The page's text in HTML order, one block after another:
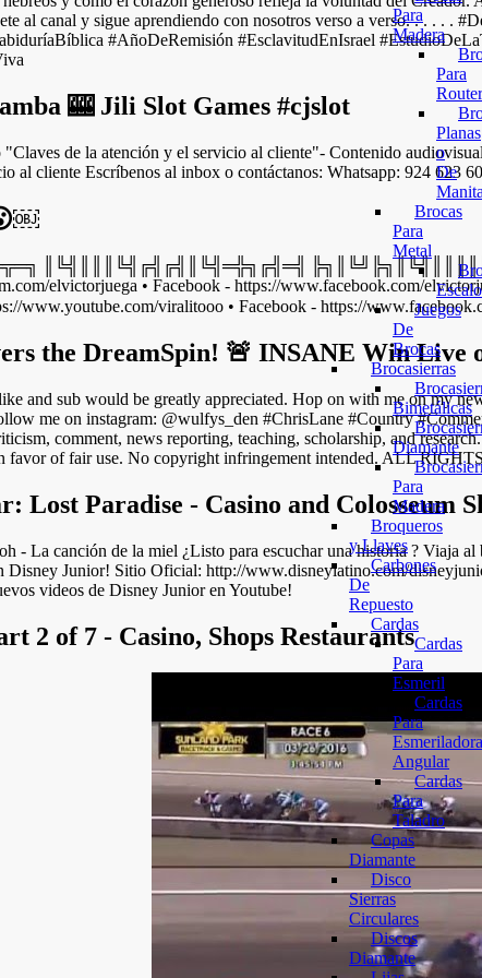
Para
Madera
Para
Router
Planas
o
De
Manita
Brocas
Para
Metal
Juegos
De
Brocas
Brocasierras
Bimetálicas
Diamante
Para
Madera
Broqueros
y Llaves
Carbones
De
Repuesto
Cardas
Cardas
Para
Esmeril
Cardas
Para
Esmeriladora
Angular
Cardas
Para
Taladro
Copas
Diamante
Disco
Sierras
Circulares
Discos
Diamante
al canal y sigue aprendiendo con nosotros verso a verso. . . . .
#AñoDeRemisión #EsclavitudEnIsrael
🎰 Jili Slot Games #cjslot
de la atención y el servicio al cliente"- Contenido
al cliente Escríbenos al inbox o contáctanos: Whatsapp: 924 623
║╚╣║║║╚╣╔╣╔╣║╚╣═╬╗╔╣═╣
elvictorjuega • Facebook - https://www.facebook.com/
www.youtube.com/viralitooo • Facebook - https://
the DreamSpin! 🚨 INSANE Win Live
and sub would be greatly appreciated. Hop on with me on my
me on instagram: @wulfys_den #ChrisLane #Country
comment, news reporting, teaching, scholarship, and
favor of fair use. No copyright infringement intended. ALL
Lost Paradise - Casino and Colosseum
- La canción de la miel ¿Listo para escuchar una historia ? Viaja
Disney Junior! Sitio Oficial: http://www.disneylatino.com/
videos de Disney Junior en Youtube!
2 of 7 - Casino, Shops Restaurants